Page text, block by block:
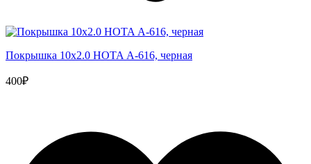
Покрышка 10x2.0 HOTA А-616, черная
400₽